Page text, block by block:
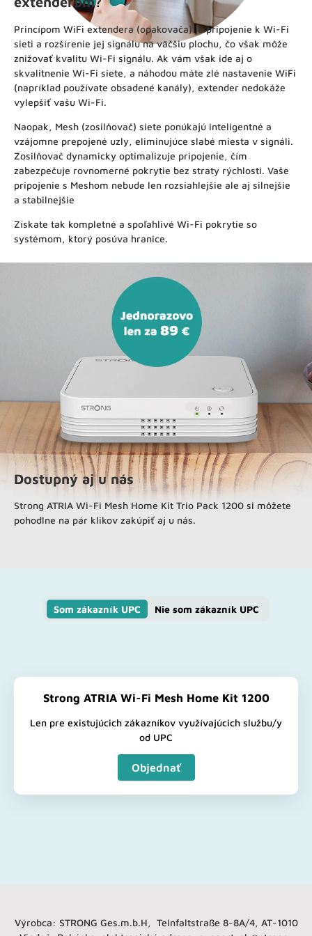
Princípom WiFi extendera (opakovača) je pripojenie k Wi-Fi
sieti a rozšírenie jej signálu na väčšiu plochu, čo však môže
znižovať kvalitu Wi-Fi signálu. Ak vám však ide aj o
skvalitnenie Wi-Fi siete, a náhodou máte zlé nastavenie WiFi
(napríklad používate obsadené kanály), extender nedokáže
vylepšiť vašu Wi-Fi.
Naopak, Mesh (zosilňovač) siete ponúkajú inteligentné a
vzájomne prepojené uzly, eliminujúce slabé miesta v signáli.
Zosilňovač dynamicky optimalizuje pripojenie, čím
zabezpečuje rovnomerné pokrytie bez straty rýchlosti. Vaše
pripojenie s Meshom nebude len rozsiahlejšie ale aj silnejšie
a stabilnejšie
Získate tak kompletné a spoľahlivé Wi-Fi pokrytie so
systémom, ktorý posúva hranice.
Dostupný aj u nás
Strong ATRIA Wi-Fi Mesh Home Kit Trio Pack 1200 si môžete
pohodlne na pár klikov zakúpiť aj u nás.
Som zákazník UPC Nie som zákazník UPC
Strong ATRIA Wi-Fi Mesh Home Kit 1200
Len pre existujúcich zákazníkov využívajúcich službu/y
od UPC
Objednať
Výrobca: STRONG Ges.m.b.H, Teinfaltstraße 8-8A/4, AT-1010